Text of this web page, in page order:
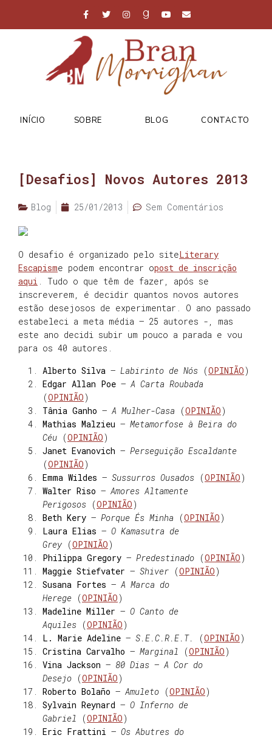
INÍCIO SOBRE BLOG CONTACTO
[Desafios] Novos Autores 2013
Blog 25/01/2013 Sem Comentários
O desafio é organizado pelo siteLiterary
Escapisme podem encontrar opost de inscrição
aqui . Tudo o que têm de fazer, após se
inscreverem, é decidir quantos novos autores
estão desejosos de experimentar. O ano passado
estabeleci a meta média – 25 autores -, mas
este ano decidi subir um pouco a parada e vou
para os 40 autores.
Alberto Silva – Labirinto de Nós (OPINIÃO)
Edgar Allan Poe – A Carta Roubada
(OPINIÃO)
Tânia Ganho – A Mulher-Casa (OPINIÃO)
Mathias Malzieu – Metamorfose à Beira do
Céu (OPINIÃO)
Janet Evanovich – Perseguição Escaldante
(OPINIÃO)
Emma Wildes – Sussurros Ousados (OPINIÃO)
Walter Riso – Amores Altamente
Perigosos (OPINIÃO)
Beth Kery – Porque És Minha (OPINIÃO)
Laura Elias – O Kamasutra de
Grey (OPINIÃO)
Philippa Gregory – Predestinado (OPINIÃO)
Maggie Stiefvater – Shiver (OPINIÃO)
Susana Fortes – A Marca do
Herege (OPINIÃO)
Madeline Miller – O Canto de
Aquiles (OPINIÃO)
L. Marie Adeline – S.E.C.R.E.T. (OPINIÃO)
Cristina Carvalho – Marginal (OPINIÃO)
Vina Jackson – 80 Dias – A Cor do
Desejo (OPINIÃO)
Roberto Bolaño – Amuleto (OPINIÃO)
Sylvain Reynard – O Inferno de
Gabriel
(OPINIÃO)
Eric Frattini – Os Abutres do